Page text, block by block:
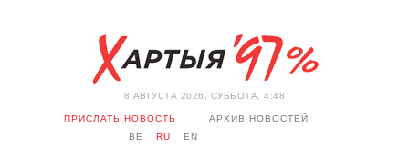
8 АВГУСТА 2026, СУББОТА, 4:48
ПРИСЛАТЬ НОВОСТЬ
АРХИВ НОВОСТЕЙ
BE
RU EN